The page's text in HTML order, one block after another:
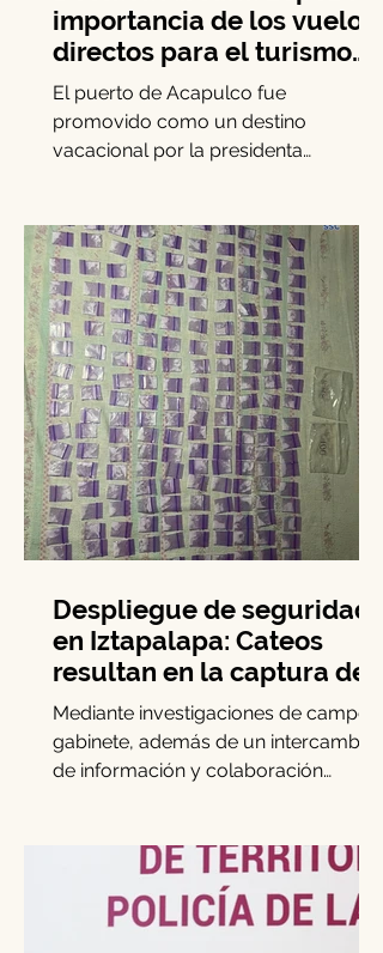
Destaca Abelina López la
importancia de los vuelos
directos para el turismo
entre Acapulco y
El puerto de Acapulco fue
municipal Abelina López Rodríguez,
quien lideró una...
Despliegue de seguridad
en Iztapalapa: Cateos
resultan en la captura de
cinco personas y el
Mediante investigaciones de campo y
interinstitucional, elementos de la...